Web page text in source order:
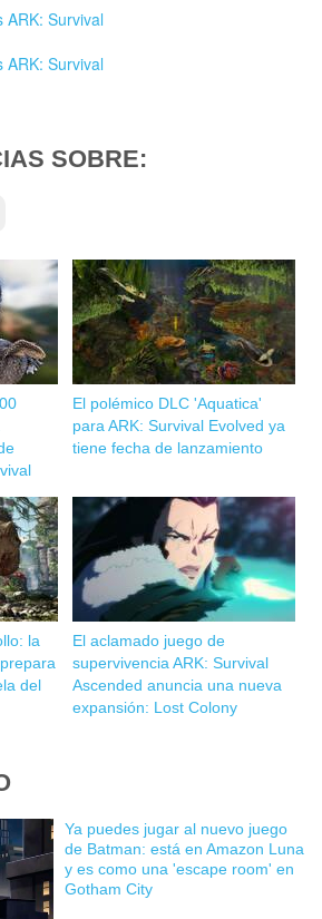
ARK: Survival
ARK: Survival
SOBRE:
El polémico DLC 'Aquatica'
para ARK: Survival Evolved ya
tiene fecha de lanzamiento
la
del
El aclamado juego de
supervivencia ARK: Survival
Ascended anuncia una nueva
expansión: Lost Colony
Ya puedes jugar al nuevo juego
de Batman: está en Amazon Luna
y es como una 'escape room' en
Gotham City